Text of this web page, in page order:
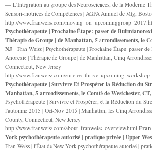
— L'Intégration au groupe des Neurosciences, de la Moderne
Sensori-motrices de Compétences | AGPA Annuel de Mtg,
http://www.franweiss.com/
Psychothérapeute | Prochaine Étape: passer de
Thérapie de Groupe | de Manhattan, 5 arrondissements, le
NJ - Fran Weiss | Psychothérapeute | Prochaine Étape: passer
Anorexie | Thérapie de Groupe | de Manhattan, Cinq
Connecticut, New Jersey
http://www.franweiss.com/
Psychothérapeute | Survivre Et Prospérer la Réduction du
Manhattan, 5 arrondissements, le Comté de Westchester,
Psychothérapeute | Survivre et Prospérer, et la Réduction du
l'automne 2015 | Oct-Nov 2015 | Manhattan, les Cinq
County, Connecticut, New Jersey
http://www.franweiss.com/about_franweiss_overview.htmlFran
York psychothérapeute autorisé | pratique privée | Upper
Fran Weiss | l'État de New York psychothérapeute autorisé |